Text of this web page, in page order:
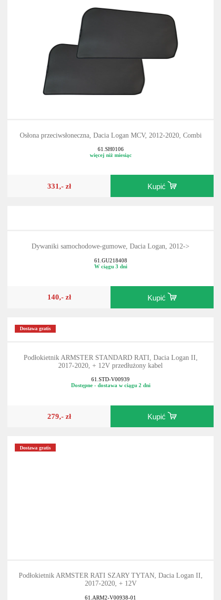
Osłona przeciwsłoneczna, Dacia Logan MCV, 2012-2020, Combi
61.SH0106
więcej niż miesiąc
331,- zł Kupić
Dywaniki samochodowe-gumowe, Dacia Logan, 2012->
61.GU218408
W ciągu 3 dni
140,- zł Kupić
Dostawa gratis
Podłokietnik ARMSTER STANDARD RATI, Dacia Logan II,
2017-2020, + 12V przedłużony kabel
61.STD-V00939
Dostępne - dostawa w ciągu 2 dni
279,- zł Kupić
Dostawa gratis
Podłokietnik ARMSTER RATI SZARY TYTAN, Dacia Logan II,
2017-2020, + 12V
61.ARM2-V00938-01